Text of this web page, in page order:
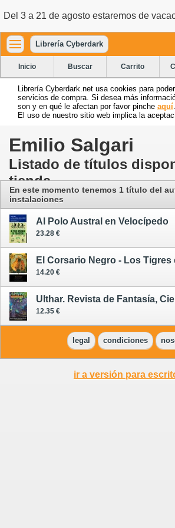
Del 3 a 21 de agosto estaremos de
Librería Cyberdark
Inicio Buscar Carrito
Librería Cyberdark.net usa cookies para
servicios de compra. Si desea más
son y en qué le afectan por favor pinche aquí
El uso de nuestro sitio web implica la
Emilio Salgari
Listado de títulos
tienda
En este momento tenemos 1 título del
instalaciones
Al Polo Austral en Velocípedo
23.28 €
14.20 €
12.35 €
legal condiciones
ir a versión para